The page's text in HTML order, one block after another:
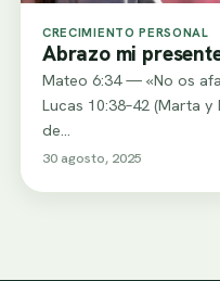
CRECIMIENTO PERSONAL
Abrazo mi
Mateo 6:34 — «No os
Lucas 10:38–42 (Marta
de…
30 agosto, 2025